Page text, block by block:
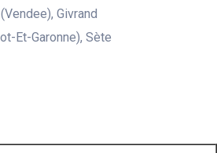
Givrand
Et-Garonne), Sète